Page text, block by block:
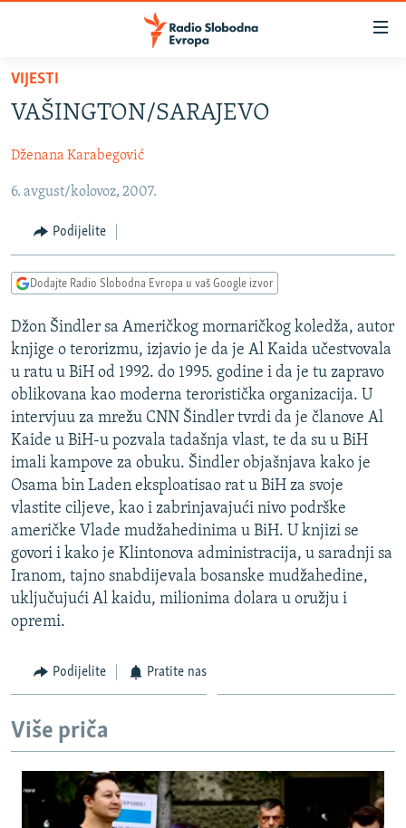
Pređite
glavni
Pređite
na
navigaciju
Pređite
na
pretragu
VIJESTI
SRBIJA
KOSOVO
CRNA GORA
VIZUELNO
VIDEO
FOTOGALERIJE
INFOGRAFIKE
PODCASTI
RAT U UKRAJINI
KINA NA BALKANU
RSE PRIČE IZ SVIJETA
ISPRIČAJ MI
DNEVNO@RSE
SPECIJALI RSE
VIŠE OD NASLOVA
GENOCID U SREBRENICI
POPLAVE I KLIZIŠTA U BIH 2024.
TV LIBERTY
MOJA EVROPA
TRI DECENIJE OD RATA U BIH
SVE KARTE DEJTONA
NASTANAK I RASPAD JUGOSLAVIJE
PRATITE NAS
Sve RFE/RL stranice
VIJESTI
VAŠINGTON/SARAJEVO
Dženana Karabegović
6. avgust/kolovoz, 2007.
Podijelite
Dodajte Radio Slobodna Evropa u vaš Google izvor
Džon Šindler sa Američkog mornaričkog koledža, autor
knjige o terorizmu, izjavio je da je Al Kaida učestvovala
u ratu u BiH od 1992. do 1995. godine i da je tu zapravo
oblikovana kao moderna teroristička organizacija. U
intervjuu za mrežu CNN Šindler tvrdi da je članove Al
Kaide u BiH-u pozvala tadašnja vlast, te da su u BiH
imali kampove za obuku. Šindler objašnjava kako je
Osama bin Laden eksploatisao rat u BiH za svoje
vlastite ciljeve, kao i zabrinjavajući nivo podrške
američke Vlade mudžahedinima u BiH. U knjizi se
govori i kako je Klintonova administracija, u saradnji sa
Iranom, tajno snabdijevala bosanske mudžahedine,
uključujući Al kaidu, milionima dolara u oružju i
opremi.
Podijelite Pratite nas
Više priča